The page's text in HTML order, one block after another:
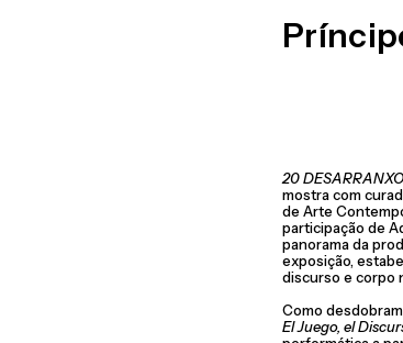
20
mostra com
de Arte
participação de
panorama da
exposição,
discurso e corpo
Como
El Juego, el